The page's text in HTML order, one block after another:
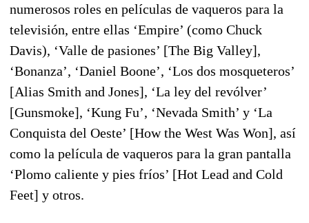
numerosos roles en películas de vaqueros para la
televisión, entre ellas ‘Empire’ (como Chuck
Davis), ‘Valle de pasiones’ [The Big Valley],
‘Bonanza’, ‘Daniel Boone’, ‘Los dos mosqueteros’
[Alias Smith and Jones], ‘La ley del revólver’
[Gunsmoke], ‘Kung Fu’, ‘Nevada Smith’ y ‘La
Conquista del Oeste’ [How the West Was Won], así
como la película de vaqueros para la gran pantalla
‘Plomo caliente y pies fríos’ [Hot Lead and Cold
Feet] y otros.